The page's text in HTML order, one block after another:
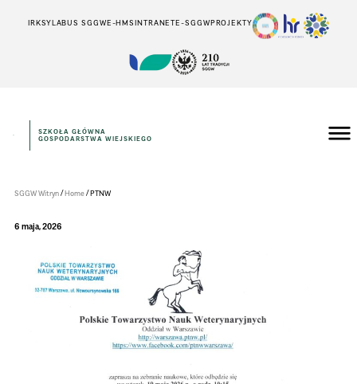
IRKSYLABUS SGGWE-HMSINTRANETE-SGGWPROJEKTY
WYDZIAŁ
MEDYCYNY
SZKOŁA GŁÓWNA
GOSPODARSTWA WIEJSKIEGO
SGGW Witryn/Home/PTNW
6 maja, 2026